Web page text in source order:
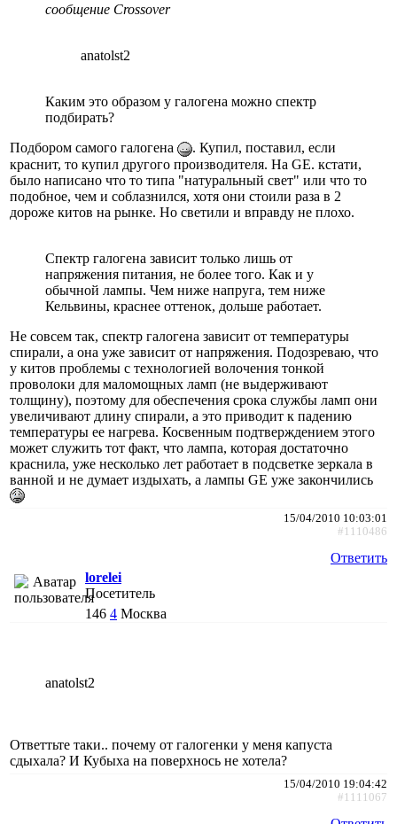
сообщение Crossover
anatolst2
Каким это образом у галогена можно спектр
подбирать?
Подбором самого галогена
. Купил, поставил, если
краснит, то купил другого производителя. На GE. кстати,
было написано что то типа "натуральный свет" или что то
подобное, чем и соблазнился, хотя они стоили раза в 2
дороже китов на рынке. Но светили и вправду не плохо.
Спектр галогена зависит только лишь от
напряжения питания, не более того. Как и у
обычной лампы. Чем ниже напруга, тем ниже
Кельвины, краснее оттенок, дольше работает.
Не совсем так, спектр галогена зависит от температуры
спирали, а она уже зависит от напряжения. Подозреваю, что
у китов проблемы с технологией волочения тонкой
проволоки для маломощных ламп (не выдерживают
толщину), поэтому для обеспечения срока службы ламп они
увеличивают длину спирали, а это приводит к падению
температуры ее нагрева. Косвенным подтверждением этого
может служить тот факт, что лампа, которая достаточно
краснила, уже несколько лет работает в подсветке зеркала в
ванной и не думает издыхать, а лампы GE уже закончились
15/04/2010 10:03:01
#1110486
Ответить
lorelei
Посетитель
146 4 Москва
anatolst2
Ответтьте таки.. почему от галогенки у меня капуста
сдыхала? И Кубыха на поверхнось не хотела?
15/04/2010 19:04:42
#1111067